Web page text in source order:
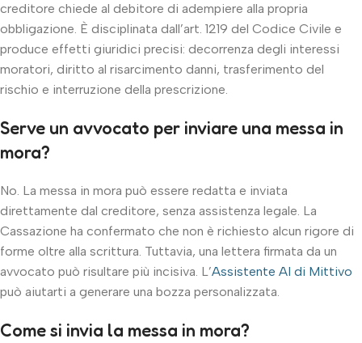
creditore chiede al debitore di adempiere alla propria
obbligazione. È disciplinata dall’art. 1219 del Codice Civile e
produce effetti giuridici precisi: decorrenza degli interessi
moratori, diritto al risarcimento danni, trasferimento del
rischio e interruzione della prescrizione.
Serve un avvocato per inviare una messa in
mora?
No. La messa in mora può essere redatta e inviata
direttamente dal creditore, senza assistenza legale. La
Cassazione ha confermato che non è richiesto alcun rigore di
forme oltre alla scrittura. Tuttavia, una lettera firmata da un
avvocato può risultare più incisiva. L’Assistente AI di Mittivo
può aiutarti a generare una bozza personalizzata.
Come si invia la messa in mora?